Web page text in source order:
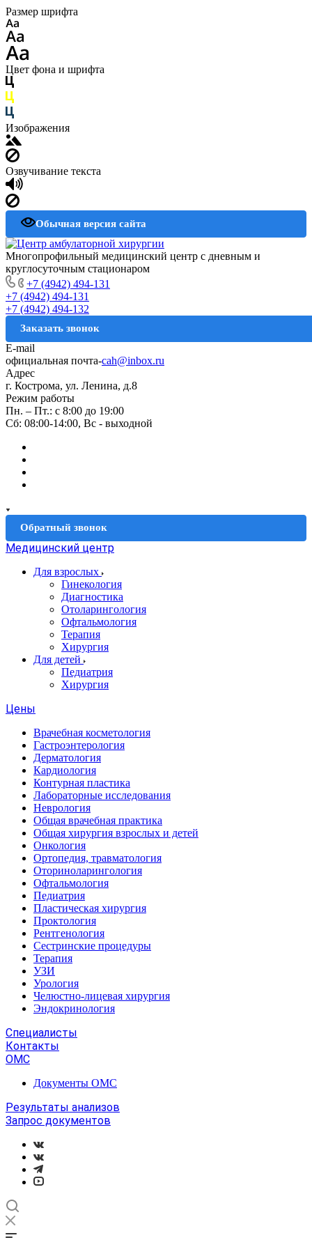
Размер шрифта
Цвет фона и шрифта
Изображения
Озвучивание текста
Обычная версия сайта
Многопрофильный медицинский центр с дневным и
круглосуточным стационаром
+7 (4942) 494-131
+7 (4942) 494-131
+7 (4942) 494-132
Заказать звонок
E-mail
официальная почта-cah@inbox.ru
Адрес
г. Кострома, ул. Ленина, д.8
Режим работы
Пн. – Пт.: с 8:00 до 19:00
Сб: 08:00-14:00, Вс - выходной
Обратный звонок
Медицинский центр
Для взрослых
Гинекология
Диагностика
Отоларингология
Офтальмология
Терапия
Хирургия
Для детей
Педиатрия
Хирургия
Цены
Врачебная косметология
Гастроэнтерология
Дерматология
Кардиология
Контурная пластика
Лабораторные исследования
Неврология
Общая врачебная практика
Общая хирургия взрослых и детей
Онкология
Ортопедия, травматология
Оториноларингология
Офтальмология
Педиатрия
Пластическая хирургия
Проктология
Рентгенология
Сестринские процедуры
Терапия
УЗИ
Урология
Челюстно-лицевая хирургия
Эндокринология
Специалисты
Контакты
ОМС
Документы ОМС
Результаты анализов
Запрос документов